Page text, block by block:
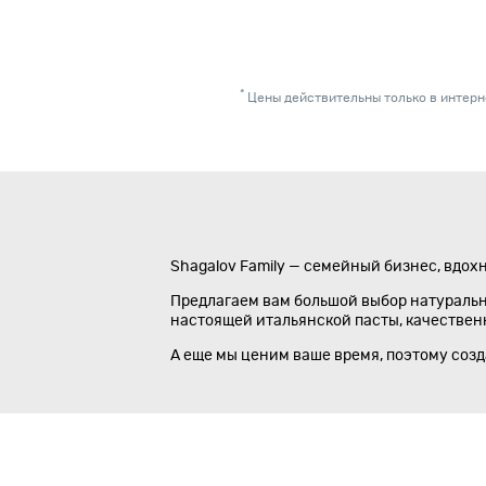
* Цены действительны только в
Shagalov Family — семейный бизнес,
Предлагаем вам большой выбор
настоящей итальянской пасты,
А еще мы ценим ваше время, поэтому